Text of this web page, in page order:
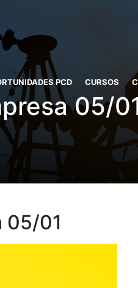
PCD CURSOS
05/
05/01